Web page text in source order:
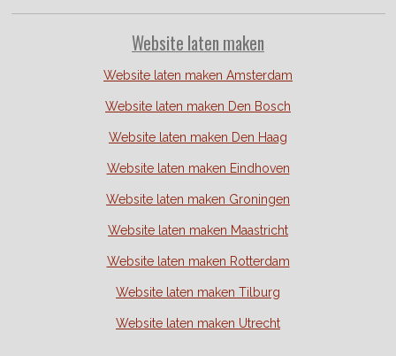
Website laten maken
Website laten maken Amsterdam
Website laten maken Den Bosch
Website laten maken Den Haag
Website laten maken Eindhoven
Website laten maken Groningen
Website laten maken Maastricht
Website laten maken Rotterdam
Website laten maken Tilburg
Website laten maken Utrecht